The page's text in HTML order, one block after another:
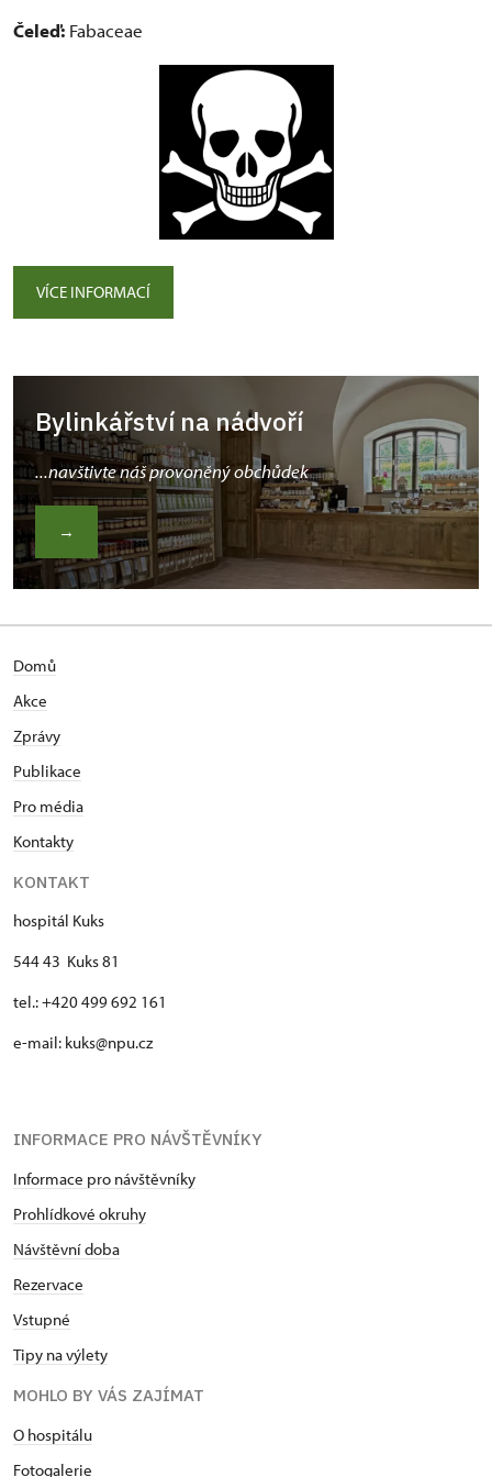
Čeleď: Fabaceae
VÍCE INFORMACÍ
Bylinkářství na nádvoří
...navštivte náš provoněný obchůdek
→
Domů
Akce
Zprávy
Publikace
Pro média
Kontakty
KONTAKT
hospitál Kuks
544 43 Kuks 81
tel.: +420 499 692 161
e-mail: kuks@npu.cz
INFORMACE PRO NÁVŠTĚVNÍKY
Informace pro návštěvníky
Prohlídkové okruhy
Návštěvní doba
Rezervace
Vstupné
Tipy na výlety
MOHLO BY VÁS ZAJÍMAT
O hospitálu
Fotogalerie